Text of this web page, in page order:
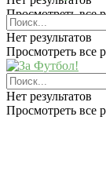
Просмотреть все
Нет результатов
Просмотреть все
Нет результатов
Просмотреть все